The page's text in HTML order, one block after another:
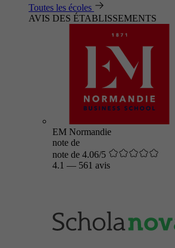
Toutes les écoles
AVIS DES ÉTABLISSEMENTS
EM Normandie
note de
note de 4.06/5
4.1 — 561 avis